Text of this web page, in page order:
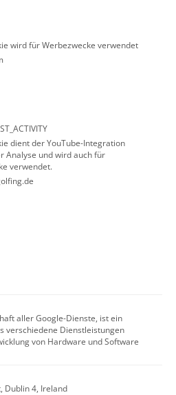
wird für Werbezwecke verwendet
dient der YouTube-Integration
Analyse und wird auch für
verwendet.
aller Google-Dienste, ist ein
verschiedene Dienstleistungen
von Hardware und Software
Dublin 4, Ireland